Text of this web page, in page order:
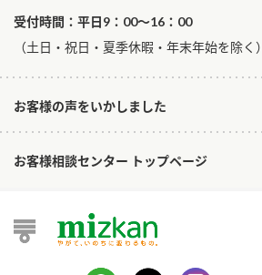
受付時間：平日9：00～16：00
​（土日・祝日・夏季休暇・年末年始を除く）
お客様の声をいかしました
お客様相談センター トップページ